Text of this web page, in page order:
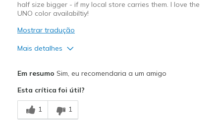
half size bigger - if my local store carries them. I love the
UNO color availabiltiy!
Mostrar tradução
Mais detalhes
Melhores utilizações
Casual Wear
Em resumo Sim, eu recomendaria a um amigo
Esta crítica foi útil?
1 1